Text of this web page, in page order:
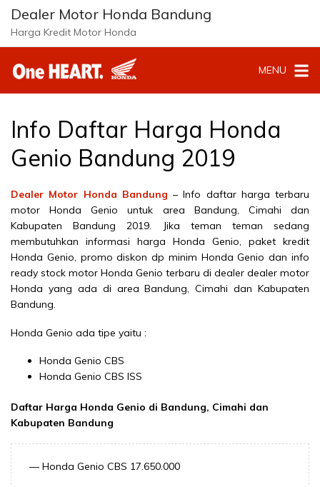
Langsung
konten
Dealer Motor Honda Bandung
Harga Kredit Motor Honda
MENU
Info Daftar Harga Honda
Genio Bandung 2019
Dealer Motor Honda Bandung – Info daftar harga terbaru
motor Honda Genio untuk area Bandung, Cimahi dan
Kabupaten Bandung 2019. Jika teman teman sedang
membutuhkan informasi harga Honda Genio, paket kredit
Honda Genio, promo diskon dp minim Honda Genio dan info
ready stock motor Honda Genio terbaru di dealer dealer motor
Honda yang ada di area Bandung, Cimahi dan Kabupaten
Bandung.
Honda Genio ada tipe yaitu :
Honda Genio CBS
Honda Genio CBS ISS
Daftar Harga Honda Genio di Bandung, Cimahi dan
Kabupaten Bandung
— Honda Genio CBS 17.650.000